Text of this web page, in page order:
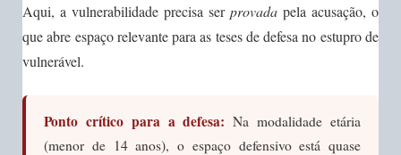
Aqui, a vulnerabilidade precisa ser provada pela acusação, o
que abre espaço relevante para as teses de defesa no estupro de
vulnerável.
Ponto crítico para a defesa: Na modalidade etária
(menor de 14 anos), o espaço defensivo está quase